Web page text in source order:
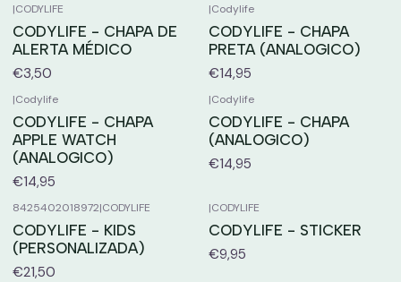
|CODYLIFE
CODYLIFE - CHAPA DE
ALERTA MÉDICO
€3,50
|Codylife
CODYLIFE - CHAPA
PRETA (ANALOGICO)
€14,95
|Codylife
CODYLIFE - CHAPA
APPLE WATCH
(ANALOGICO)
€14,95
|Codylife
CODYLIFE - CHAPA
(ANALOGICO)
€14,95
8425402018972|CODYLIFE
CODYLIFE - KIDS
(PERSONALIZADA)
€21,50
|CODYLIFE
CODYLIFE - STICKER
€9,95